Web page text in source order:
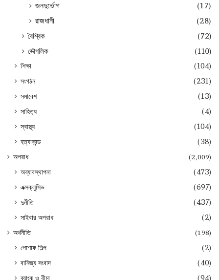
জনদুর্ভোগ
(17)
রাজধানী
(28)
বৈশ্বিক
(72)
ভৌগলিক
(110)
শিক্ষা
(104)
সংগঠন
(231)
সমাবেশ
(13)
সাহিত্য
(4)
স্বাস্থ্য
(104)
হত্যাকান্ড
(38)
অপরাধ (2,009)
অব্যাবস্থাপনা
(473)
এক্সক্লুসিভ
(697)
দুর্নীতি
(437)
সাইবার অপরাধ
(2)
অর্থনীতি (198)
পোশাক শিল্প
(2)
বানিজ্য সংবাদ
(40)
ব্যাংক ও বীমা
(94)